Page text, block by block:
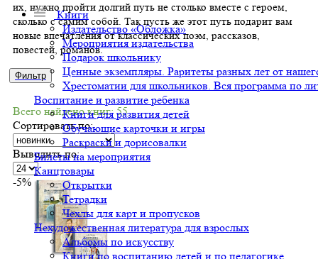
Книги
Издательство «Обложка»
Мероприятия издательства
Подарок школьнику
Ценные экземпляры. Раритеты разных лет от
Хрестоматии для школьников. Вся программа по
Воспитание и развитие ребенка
Книги для развития детей
Обучающие карточки и игры
Раскраски и дорисовалки
Билеты на мероприятия
Канцтовары
Открытки
Тетрадки
Чехлы для карт и пропусков
Нехудожественная литература для взрослых
Альбомы по искусству
Книги по воспитанию детей и по педагогике
их, нужно пройти долгий путь не столько вместе с героем,
сколько с самим собой. Так пусть же этот путь подарит вам
новые впечатления от классических поэм, рассказов,
повестей, романов.
Фильтр
Всего найдено книг: 55
Сортировать по:
Выводить по:
-5%